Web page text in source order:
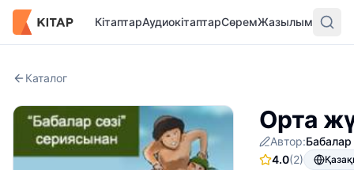
КітаптарАудиокітаптарСөремЖазылым
Каталог
Орта
Автор:Бабалар
4.0(2)